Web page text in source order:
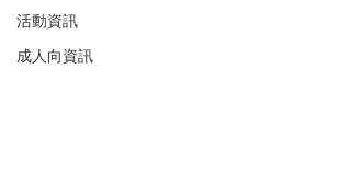
活動資訊
成人向資訊